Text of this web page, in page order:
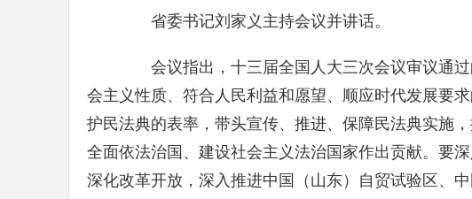
省委书记刘家义主持会议并讲话。
会议指出，十三届全国人大三次会议审议通过
会主义性质、符合人民利益和愿望、顺应时代发展要
护民法典的表率，带头宣传、推进、保障民法典实施
全面依法治国、建设社会主义法治国家作出贡献。要
深化改革开放，深入推进中国（山东）自贸试验区、